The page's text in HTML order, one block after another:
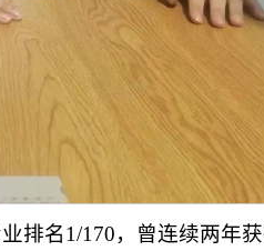
排名1/170，曾连续两年